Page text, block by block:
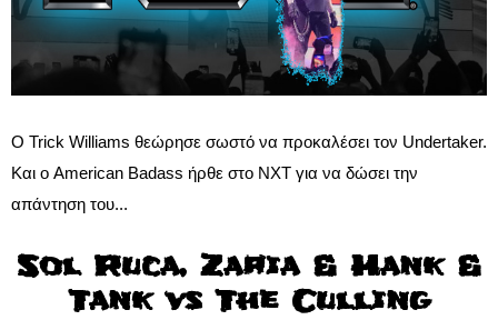
Ο Trick Williams θεώρησε σωστό να προκαλέσει τον Undertaker.
Και ο American Badass ήρθε στο NXT για να δώσει την
απάντηση του...
Sol Ruca, Zaria & Hank &
Tank vs The Culling